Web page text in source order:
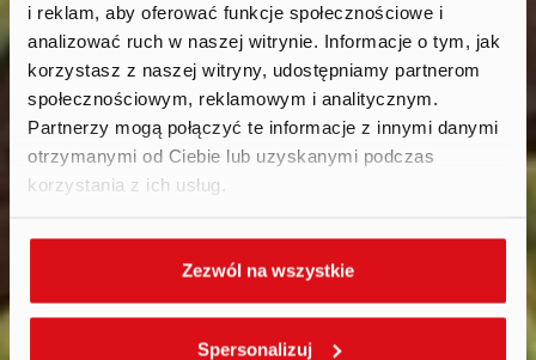
i reklam, aby oferować funkcje społecznościowe i
analizować ruch w naszej witrynie. Informacje o tym, jak
korzystasz z naszej witryny, udostępniamy partnerom
społecznościowym, reklamowym i analitycznym.
Partnerzy mogą połączyć te informacje z innymi danymi
otrzymanymi od Ciebie lub uzyskanymi podczas
korzystania z ich usług.
Zezwól na wszystkie
Spersonalizuj
News.